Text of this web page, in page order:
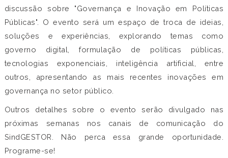
discussão sobre "Governança e Inovação em Políticas
Públicas". O evento será um espaço de troca de ideias,
soluções e experiências, explorando temas como
governo digital, formulação de políticas públicas,
tecnologias exponenciais, inteligência artificial, entre
outros, apresentando as mais recentes inovações em
governança no setor público.
Outros detalhes sobre o evento serão divulgado nas
próximas semanas nos canais de comunicação do
SindGESTOR. Não perca essa grande oportunidade.
Programe-se!